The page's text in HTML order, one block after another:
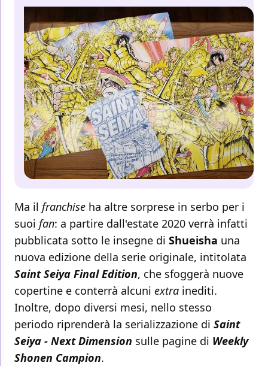
Ma il franchise ha altre sorprese in serbo per i
suoi fan: a partire dall'estate 2020 verrà infatti
pubblicata sotto le insegne di Shueisha una
nuova edizione della serie originale, intitolata
Saint Seiya Final Edition, che sfoggerà nuove
copertine e conterrà alcuni extra inediti.
Inoltre, dopo diversi mesi, nello stesso
periodo riprenderà la serializzazione di Saint
Seiya - Next Dimension sulle pagine di Weekly
Shonen Campion.